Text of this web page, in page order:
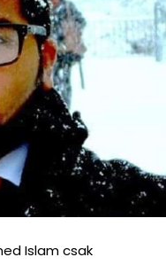
Islam csak